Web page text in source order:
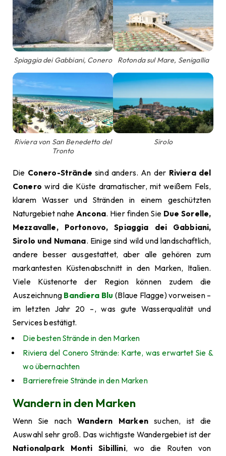
Spiaggia dei Gabbiani, Conero Rotonda sul Mare, Senigallia
Riviera von San Benedetto del
Tronto
Sirolo
Die Conero-Strände sind anders. An der Riviera del
Conero wird die Küste dramatischer, mit weißem Fels,
klarem Wasser und Stränden in einem geschützten
Naturgebiet nahe Ancona. Hier finden Sie Due Sorelle,
Mezzavalle, Portonovo, Spiaggia dei Gabbiani,
Sirolo und Numana. Einige sind wild und landschaftlich,
andere besser ausgestattet, aber alle gehören zum
markantesten Küstenabschnitt in den Marken, Italien.
Viele Küstenorte der Region können zudem die
Auszeichnung Bandiera Blu (Blaue Flagge) vorweisen –
im letzten Jahr 20 –, was gute Wasserqualität und
Services bestätigt.
Die besten Strände in den Marken
Riviera del Conero Strände: Karte, was erwartet Sie &
wo übernachten
Barrierefreie Strände in den Marken
Wandern in den Marken
Wenn Sie nachWandern Markensuchen, ist die
Auswahl sehr groß. Das wichtigste Wandergebiet ist der
Nationalpark Monti Sibillini, wo die Routen von